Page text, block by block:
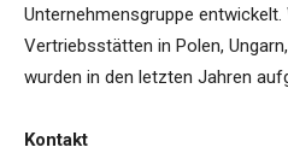
Unternehmensgruppe
Vertriebsstätten in Polen,
wurden in den letzten Jahren
Kontakt